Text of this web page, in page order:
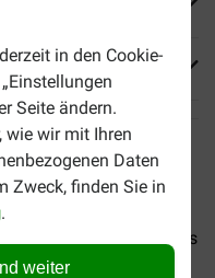
in den Cookie-
Seite ändern.
wie wir mit Ihren
Daten
Zweck, finden Sie in
.
weiter
Prins